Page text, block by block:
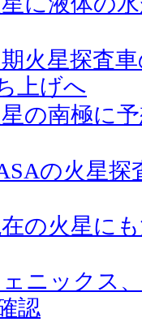
火星探査
上げへ
の南極に
の火星探
の火星に
ニックス
認